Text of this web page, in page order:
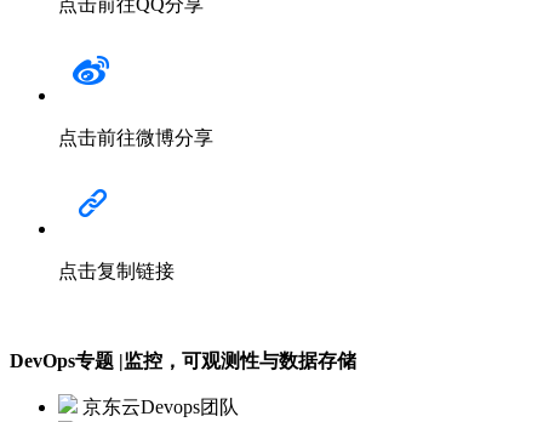
点击前往QQ分享
点击前往微博分享
点击复制链接
DevOps专题 |监控，可观测性与数据存储
京东云Devops团队